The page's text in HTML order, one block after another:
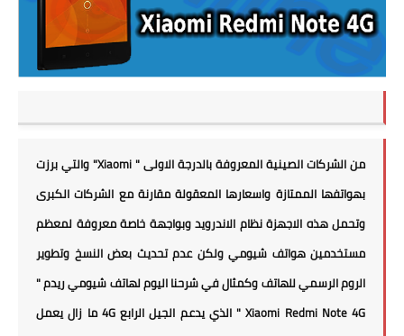
من الشركات الصينية المعروفة بالدرجة الاولى " Xiaomi" والتي برزت
بهواتفها الممتازة واسعارها المعقولة مقارنة مع الشركات الكبرى
وتحمل هذه الاجهزة نظام الاندرويد وبواجهة خاصة معروفة لمعظم
مستخدمين هواتف شيومي ولكن عدم تحديث بعض النسخ وتطوير
الروم الرسمي للهاتف وكمثال في شرحنا اليوم لهاتف شيومي ريدم "
Xiaomi Redmi Note 4G " الذي يدعم الجيل الرابع 4G ما زال يعمل